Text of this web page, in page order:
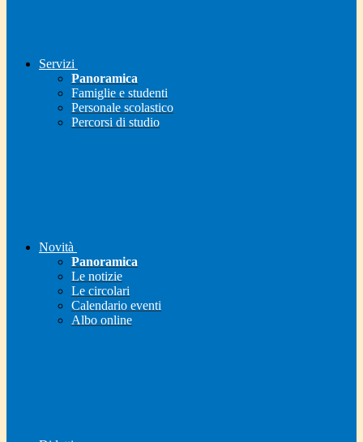
Servizi
Panoramica
Famiglie e studenti
Personale scolastico
Percorsi di studio
Novità
Panoramica
Le notizie
Le circolari
Calendario eventi
Albo online